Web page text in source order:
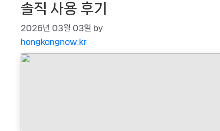
솔직 사용 후기
2026년 03월 03일 by
hongkongnow.kr